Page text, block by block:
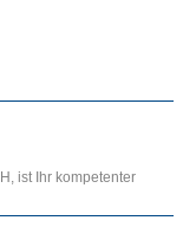
Ein weiterer
Fahrversuch auf
sich diverse
nutzen, um
noch populärer
sind
ist Ihr kompetenter